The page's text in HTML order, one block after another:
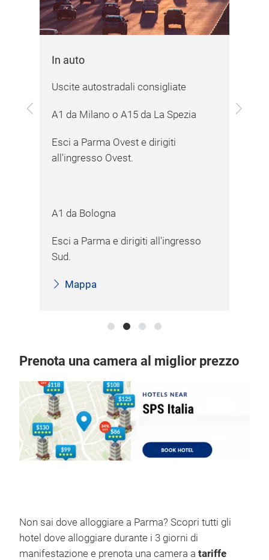
Previous Next
consigliate
o A15 da La Spezia
Ovest e dirigiti
e dirigiti all'ingresso
situata presso la rotonda
all’ingresso SUD.
Prenota una camera al miglior prezzo
Non sai dove alloggiare a Parma? Scopri tutti gli
hotel dove alloggiare durante i 3 giorni di
manifestazione e prenota una camera a tariffe